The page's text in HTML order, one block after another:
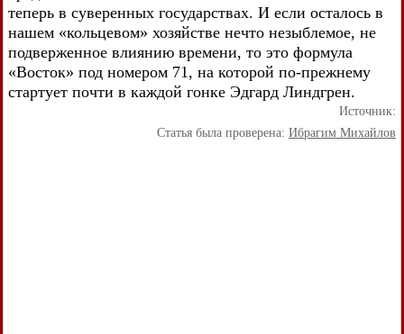
теперь в суверенных государствах. И если осталось в
нашем «кольцевом» хозяйстве нечто незыблемое, не
подверженное влиянию времени, то это формула
«Восток» под номером 71, на которой по-прежнему
стартует почти в каждой гонке Эдгард Линдгрен.
Источник:
Статья была проверена: Ибрагим Михайлов